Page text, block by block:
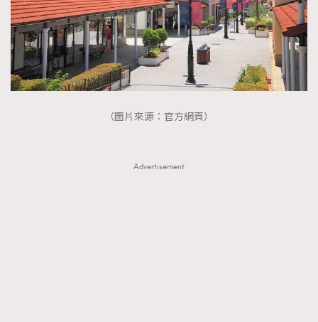
（圖片來源：官方網頁）
Advertisement